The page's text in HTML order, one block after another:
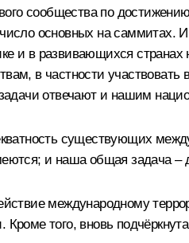
сообщества по
основных на
в развивающихся странах
в частности
отвечают и нашим
существующих
и наша общая задача –
международному
того, вновь